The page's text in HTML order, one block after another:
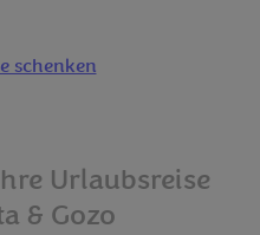
Urlaubsreise
& Gozo